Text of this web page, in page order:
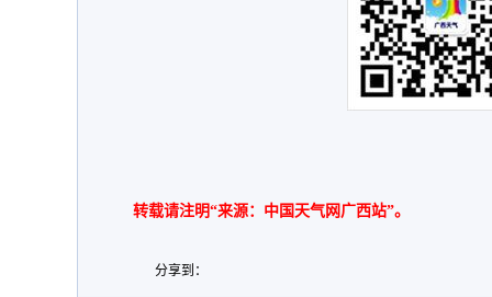
转载请注明“来源：中国天气网广西站”。
分享到：